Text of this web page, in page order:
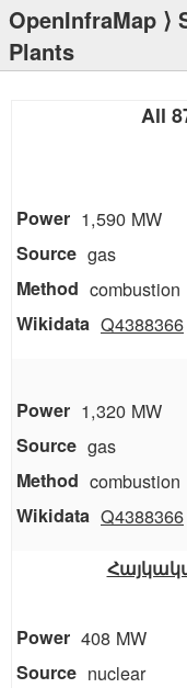
OpenInfraMap ⟩
Plants
All
1,590 MW
gas
combustion
Q4388366
1,320 MW
gas
combustion
Q4388366
408 MW
nuclear